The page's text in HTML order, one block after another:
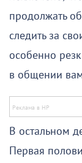
продолжать
следить за
особенно
в общении
В остальном
Первая